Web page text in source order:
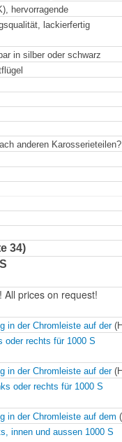
hervorragende
lackierfertig
in silber oder schwarz
anderen Karosserieteilen?
34)
All prices on request!
in der Chromleiste auf der
oder rechts für 1000 S
in der Chromleiste auf der
oder rechts für 1000 S
in der Chromleiste auf dem
innen und aussen 1000 S